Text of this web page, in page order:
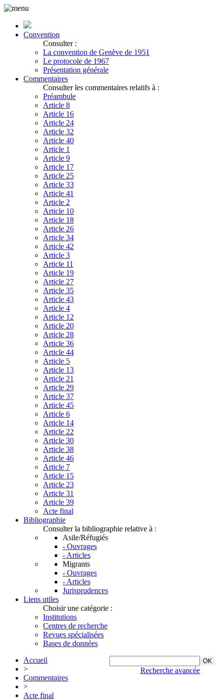
Convention
Consulter :
La convention de Genève de 1951
Le protocole de 1967
Présentation générale
Commentaires
Consulter les commentaires relatifs à :
Préambule
Article 8
Article 16
Article 24
Article 32
Article 40
Article 1
Article 9
Article 17
Article 25
Article 33
Article 41
Article 2
Article 10
Article 18
Article 26
Article 34
Article 42
Article 3
Article 11
Article 19
Article 27
Article 35
Article 43
Article 4
Article 12
Article 20
Article 28
Article 36
Article 44
Article 5
Article 13
Article 21
Article 29
Article 37
Article 45
Article 6
Article 14
Article 22
Article 30
Article 38
Article 46
Article 7
Article 15
Article 23
Article 31
Article 39
Acte final
Bibliographie
Consulter la bibliographie relative à :
Asile/Réfugiés
- Ouvrages
- Articles
Migrants
- Ouvrages
- Articles
Jurisprudences
Liens utiles
Choisir une catégorie :
Institutions
Centres de recherche
Revues spécialisées
Bases de données
Recherche avancée
Accueil
>
Commentaires
>
Acte final